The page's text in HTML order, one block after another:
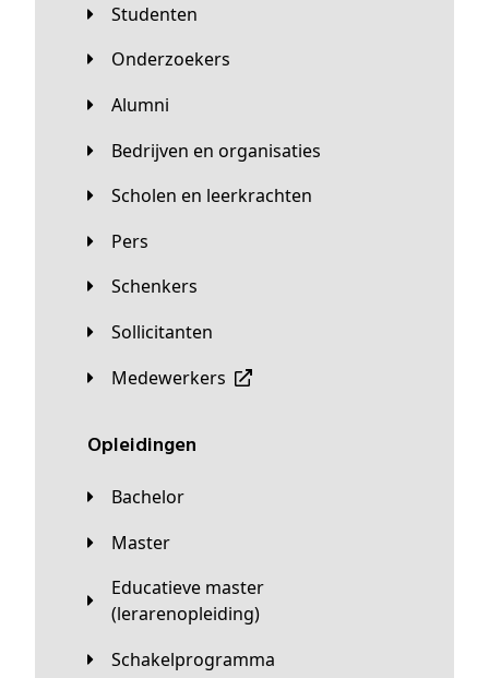
Studenten
Onderzoekers
Alumni
Bedrijven en organisaties
Scholen en leerkrachten
Pers
Schenkers
Sollicitanten
Medewerkers
Opleidingen
Bachelor
Master
Educatieve master
(lerarenopleiding)
Schakelprogramma